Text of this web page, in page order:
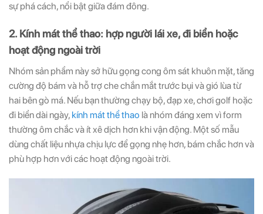
sự phá cách, nổi bật giữa đám đông.
2. Kính mát thể thao: hợp người lái xe, đi biển hoặc
hoạt động ngoài trời
Nhóm sản phẩm này sở hữu gọng cong ôm sát khuôn mặt, tăng
cường độ bám và hỗ trợ che chắn mắt trước bụi và gió lùa từ
hai bên gò má. Nếu bạn thường chạy bộ, đạp xe, chơi golf hoặc
đi biển dài ngày, kính mát thể thao là nhóm đáng xem vì form
thường ôm chắc và ít xê dịch hơn khi vận động. Một số mẫu
dùng chất liệu nhựa chịu lực để gọng nhẹ hơn, bám chắc hơn và
phù hợp hơn với các hoạt động ngoài trời.